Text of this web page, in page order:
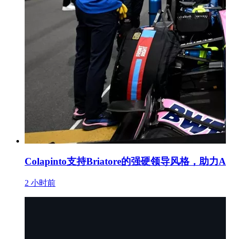
Colapinto支持Briatore的强硬领导风格，助力
2 小时前